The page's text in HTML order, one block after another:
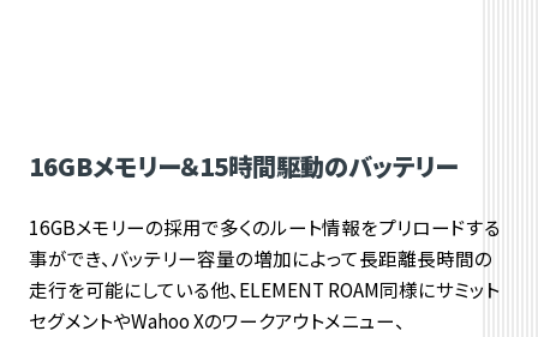
16GBメモリー＆15時間駆動のバッテリー
16GBメモリーの採用で多くのルート情報をプリロードする
事ができ、バッテリー容量の増加によって長距離長時間の
走行を可能にしている他、ELEMENT ROAM同様にサミット
セグメントやWahoo Xのワークアウトメニュー、